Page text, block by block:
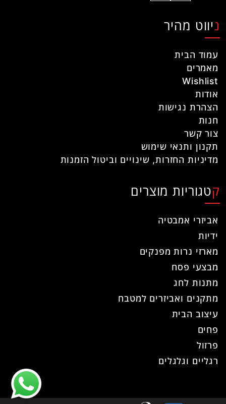
ניווט מהיר
עמוד הבית
מאמרים
Wishlist
אודות
הצהרת נגישות
חנות
צור קשר
תקנון ותנאי שימוש
מדיניות החזרות, שינויים וביטול הזמנות
קטגוריות מוצרים
אביזרי אמבטיה
ידיות
מארזי נרות מפנקים
מבצעי פסח
מתנות לחג
מתקנים ואביזרים למטבח
עיצוב הבית
פחים
פרזול
רגליים וגלגלים